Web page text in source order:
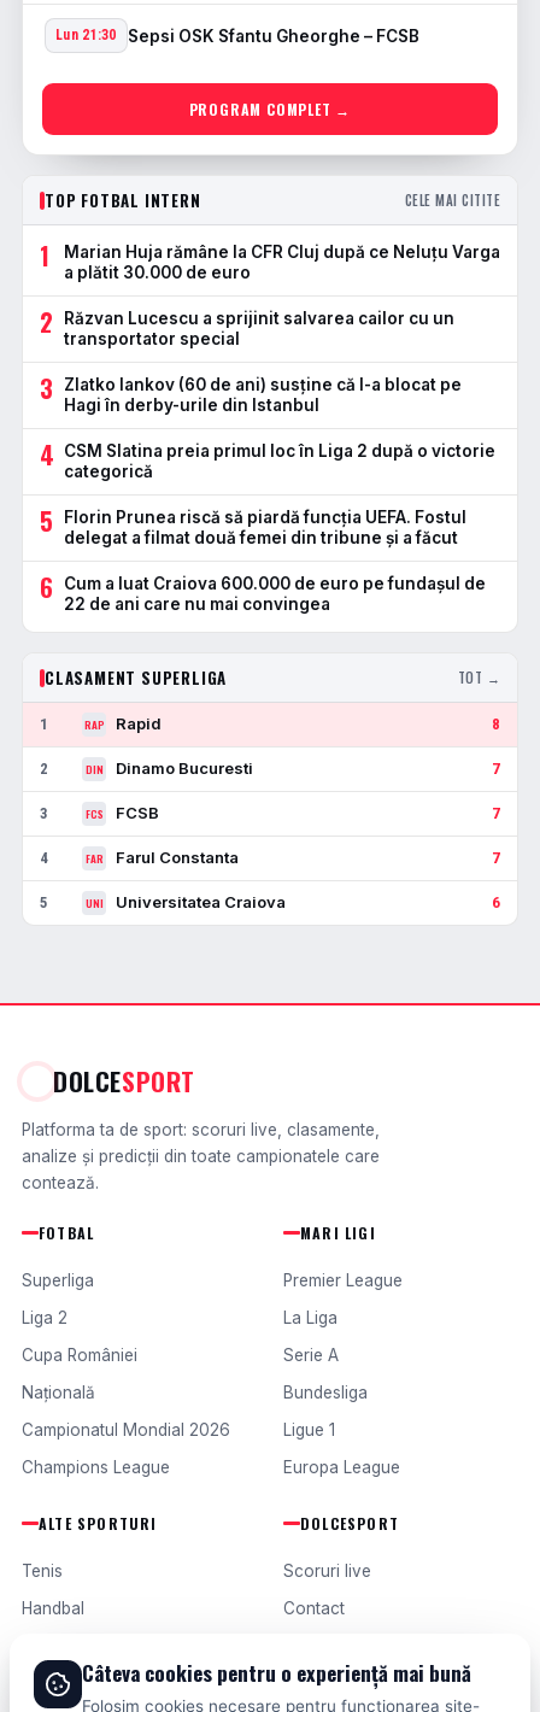
Lun 21:30 Sepsi OSK Sfantu Gheorghe – FCSB
PROGRAM COMPLET →
TOP FOTBAL INTERN CELE MAI CITITE
1
Marian Huja rămâne la CFR Cluj după ce Neluțu Varga
a plătit 30.000 de euro
2
Răzvan Lucescu a sprijinit salvarea cailor cu un
transportator special
3
Zlatko Iankov (60 de ani) susține că l-a blocat pe
Hagi în derby-urile din Istanbul
4
CSM Slatina preia primul loc în Liga 2 după o victorie
categorică
5
Florin Prunea riscă să piardă funcția UEFA. Fostul
delegat a filmat două femei din tribune și a făcut
6
Cum a luat Craiova 600.000 de euro pe fundașul de
22 de ani care nu mai convingea
CLASAMENT SUPERLIGA TOT →
1 RAP Rapid 8
2 DIN Dinamo Bucuresti 7
3 FCS FCSB 7
4 FAR Farul Constanta 7
5 UNI Universitatea Craiova 6
DOLCESPORT
Platforma ta de sport: scoruri live, clasamente,
analize și predicții din toate campionatele care
contează.
FOTBAL
Superliga
Liga 2
Cupa României
Națională
Campionatul Mondial 2026
Champions League
MARI LIGI
Premier League
La Liga
Serie A
Bundesliga
Ligue 1
Europa League
ALTE SPORTURI
Tenis
Handbal
Formula 1
DOLCESPORT
Scoruri live
Contact
Termeni și condiții
Câteva cookies pentru o experiență mai bună
Folosim cookies necesare pentru funcționarea site-